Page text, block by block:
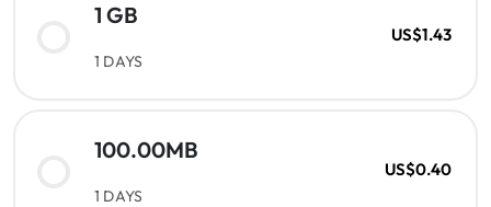
1 GB
1 DAYS
US$1.43
100.00MB
1 DAYS
US$0.40